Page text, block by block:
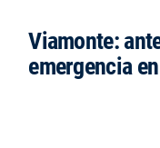
Viamonte:
emergencia